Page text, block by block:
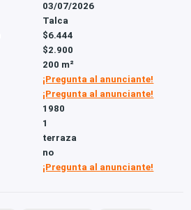
03/07/2026
Talca
$6.444
$2.900
200 m²
¡Pregunta al anunciante!
¡Pregunta al anunciante!
1980
1
terraza
no
¡Pregunta al anunciante!